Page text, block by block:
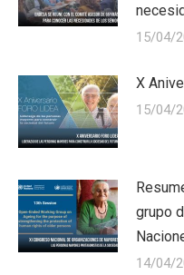
15/04/
X
15/04/
grupo
14/04/